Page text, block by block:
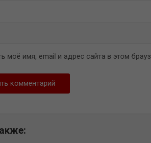
моё имя, email и адрес сайта в этом